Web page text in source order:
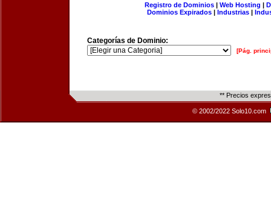
Registro de Dominios| Web Hosting |
Dominios Expirados | Industrias |
Categorías de Dominio:
[Pág.
** Precios
© 2002/2022 Solo10.com